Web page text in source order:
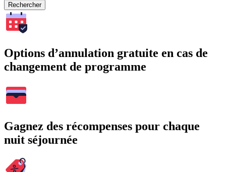
Rechercher
Options d’annulation gratuite en cas de
changement de programme
Gagnez des récompenses pour chaque
nuit séjournée